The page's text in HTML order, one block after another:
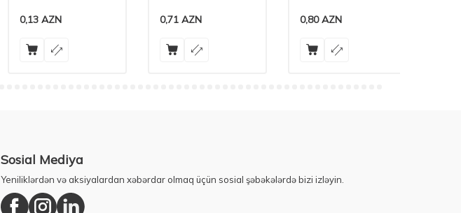
0,13AZN 0,71AZN 0,80AZN
Sosial Mediya
Yeniliklərdən və aksiyalardan xəbərdar olmaq üçün sosial şəbəkələrdə bizi izləyin.